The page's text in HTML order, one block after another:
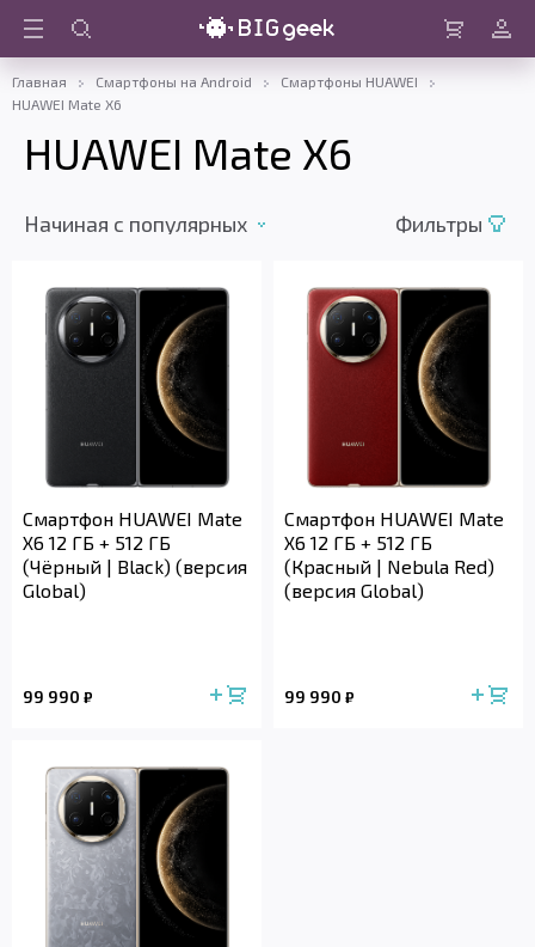
Войти
Главная Смартфоны на Android
Смартфоны HUAWEI
HUAWEI Mate X6
HUAWEI Mate X6
Начиная c популярных Фильтры
Смартфон HUAWEI Mate
X6 12 ГБ + 512 ГБ
(Чёpный | Black) (версия
Global)
99 990 ₽
Смартфон HUAWEI Mate
X6 12 ГБ + 512 ГБ
(Красный | Nebula Red)
(версия Global)
99 990 ₽